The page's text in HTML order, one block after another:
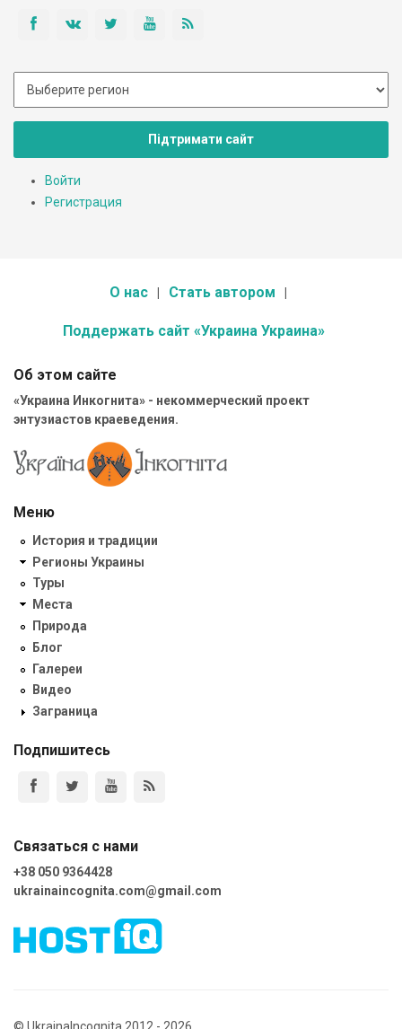
Підтримати сайт
Войти
Регистрация
О нас Стать автором
Поддержать сайт «Украина Украина»
Об этом сайте
«Украина Инкогнита» - некоммерческий проект
энтузиастов краеведения.
Меню
История и традиции
Регионы Украины
Туры
Места
Природа
Блог
Галереи
Видео
Заграница
Подпишитесь
Связаться с нами
+38 050 9364428
ukrainaincognita.com@gmail.com
© UkrainaIncognita 2012 - 2026